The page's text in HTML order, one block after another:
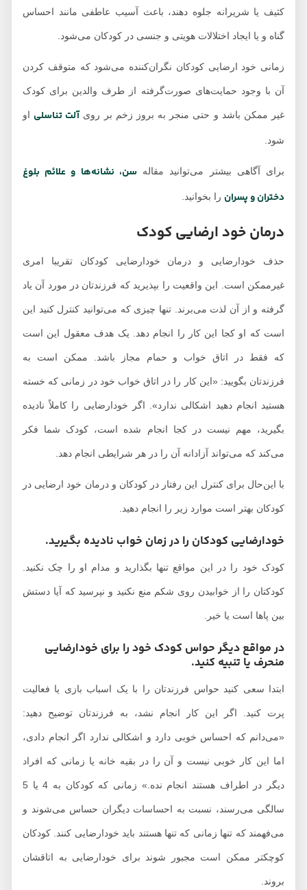
کثیف یا شریرانه جلوه دهند، باعث آسیب عاطفی مانند احساس
گناه و یا ایجاد اختلالات هویتی و جنسی در کودکان می‌شود.
زمانی خود ارضایی کودکان نگران‌کننده می‌شود که متوقف کردن
آن با وجود حمایت‌های صورت‌گرفته از طرف والدین برای کودک
غیر ممکن باشد و حتی منجر به بروز زخم بر روی آلت تناسلیاو
برای آگاهی بیشتر می‌توانید مقالهسن، نشانه‌ها و علائم بلوغ
دختران و پسرانرا بخوانید.
درمان خود ارضایی کودک
حذف خودارضایی و درمان خودارضایی کودکان تقریبا امری
غیرممکن است. این واقعیت را بپذیرید که فرزندتان در مورد آن یاد
گرفته و از آن لذت می‌برند. تنها چیزی که می‌توانید کنترل کنید این
است که او کجا این کار را انجام دهد. یک هدف معقول این است
که فقط در اتاق خواب و حمام مجاز باشد. ممکن است به
فرزندتان بگویید: «این کار را در اتاق خواب خود در زمانی که خسته
هستید انجام دهید اشکالی ندارد». اگر خودارضایی را کاملاً نادیده
بگیرید، مهم نیست در کجا انجام شده است، کودک شما فکر
می‌کند که می‌تواند آزادانه آن را در هر شرایطی انجام دهد.
با این‌حال برای کنترل این رفتار در کودکان و درمان خود ارضایی در
کودکان بهتر است موارد زیر را انجام دهید.
خودارضایی کودکان را در زمان خواب نادیده بگیرید.
کودک خود را در این مواقع تنها بگذارید و مدام او را چک نکنید.
کودکتان را از خوابیدن روی شکم منع نکنید و نپرسید که آیا دستش
بین پاها است یا خیر.
در مواقع دیگر حواس کودک خود را برای خودارضایی
منحرف یا تنبیه کنید.
ابتدا سعی کنید حواس فرزندتان را با یک اسباب بازی یا فعالیت
پرت کنید. اگر این کار انجام نشد، به فرزندتان توضیح دهید:
«می‌دانم که احساس خوبی دارد و اشکالی ندارد اگر انجام دادی،
اما این کار خوبی نیست و آن را در بقیه خانه یا زمانی که افراد
دیگر در اطراف هستند انجام نده.» زمانی که کودکان به 4 یا 5
سالگی می‌رسند، نسبت به احساسات دیگران حساس می‌شوند و
می‌فهمند که تنها زمانی که تنها هستند باید خودارضایی کنند. کودکان
کوچکتر ممکن است مجبور شوند برای خودارضایی به اتاقشان
بروند.